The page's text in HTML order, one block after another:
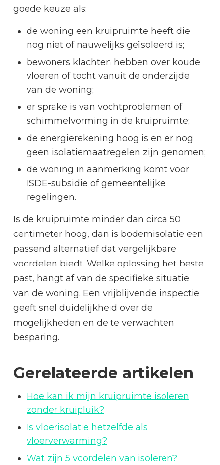
goede keuze als:
de woning een kruipruimte heeft die
nog niet of nauwelijks geïsoleerd is;
bewoners klachten hebben over koude
vloeren of tocht vanuit de onderzijde
van de woning;
er sprake is van vochtproblemen of
schimmelvorming in de kruipruimte;
de energierekening hoog is en er nog
geen isolatiemaatregelen zijn genomen;
de woning in aanmerking komt voor
ISDE-subsidie of gemeentelijke
regelingen.
Is de kruipruimte minder dan circa 50
centimeter hoog, dan is bodemisolatie een
passend alternatief dat vergelijkbare
voordelen biedt. Welke oplossing het beste
past, hangt af van de specifieke situatie
van de woning. Een vrijblijvende inspectie
geeft snel duidelijkheid over de
mogelijkheden en de te verwachten
besparing.
Gerelateerde artikelen
Hoe kan ik mijn kruipruimte isoleren
zonder kruipluik?
Is vloerisolatie hetzelfde als
vloerverwarming?
Wat zijn 5 voordelen van isoleren?